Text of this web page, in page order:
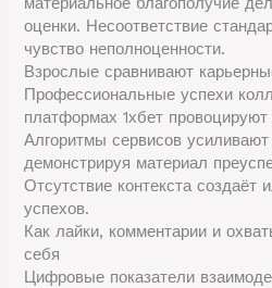
оценки. Несоответствие
чувство неполноценности.
Взрослые сравнивают
Профессиональные успехи
платформах 1хбет
Алгоритмы сервисов усиливают
демонстрируя материал
Отсутствие контекста создаёт
успехов.
Как лайки, комментарии и
себя
Цифровые показатели